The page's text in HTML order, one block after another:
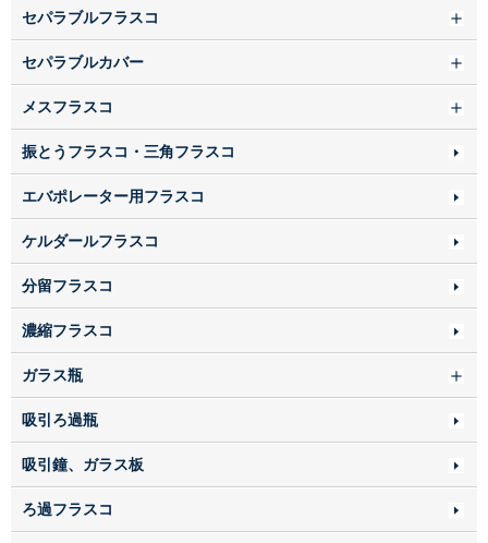
セパラブルフラスコ
セパラブルカバー
メスフラスコ
振とうフラスコ・三角フラスコ
エバポレーター用フラスコ
ケルダールフラスコ
分留フラスコ
濃縮フラスコ
ガラス瓶
吸引ろ過瓶
吸引鐘、ガラス板
ろ過フラスコ